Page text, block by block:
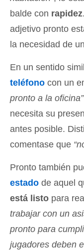
balde con rapidez
adjetivo pronto
la necesidad de
En un sentido
teléfono con un
pronto a la oficina”
necesita su
antes posible.
comentase que
Pronto también
estado de aquel
está listo para
trabajar con un
pronto para
jugadores deben